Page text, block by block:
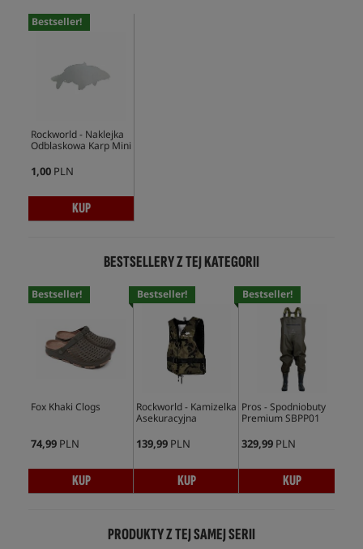
Bestseller!
Rockworld - Naklejka
Odblaskowa Karp Mini
1,00 PLN
KUP
BESTSELLERY Z TEJ KATEGORII
Bestseller!
Fox Khaki Clogs
74,99 PLN
KUP
Bestseller!
Rockworld - Kamizelka
Asekuracyjna
139,99 PLN
KUP
Bestseller!
Pros - Spodniobuty
Premium SBPP01
329,99 PLN
KUP
PRODUKTY Z TEJ SAMEJ SERII